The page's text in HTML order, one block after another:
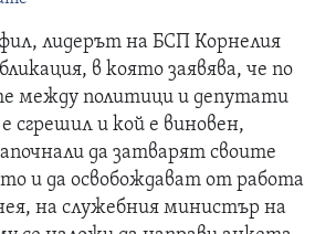
лидерът на БСП Корнелия
в която заявява, че по
между политици и депутати
сгрешил и кой е виновен,
да затварят своите
и да освобождават от работа
на служебния министър на